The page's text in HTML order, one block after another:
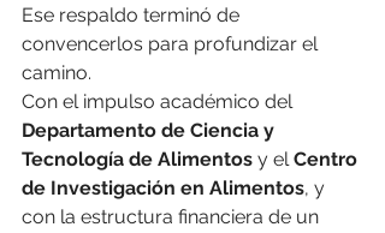
Ese respaldo terminó de
convencerlos para profundizar el
camino.
Con el impulso académico del
Departamento de Ciencia y
Tecnología de Alimentos y el Centro
de Investigación en Alimentos, y
con la estructura financiera de un